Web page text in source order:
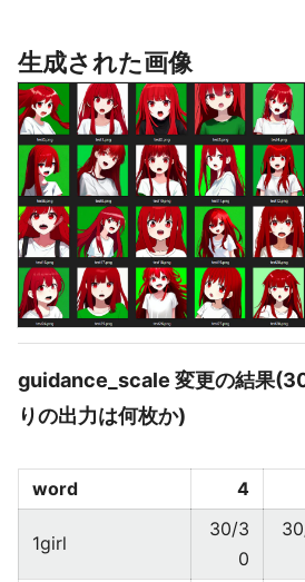
生成された画像
guidance_scale 変更の結果
りの出力は何枚か)
word 4
1girl
30/3
0